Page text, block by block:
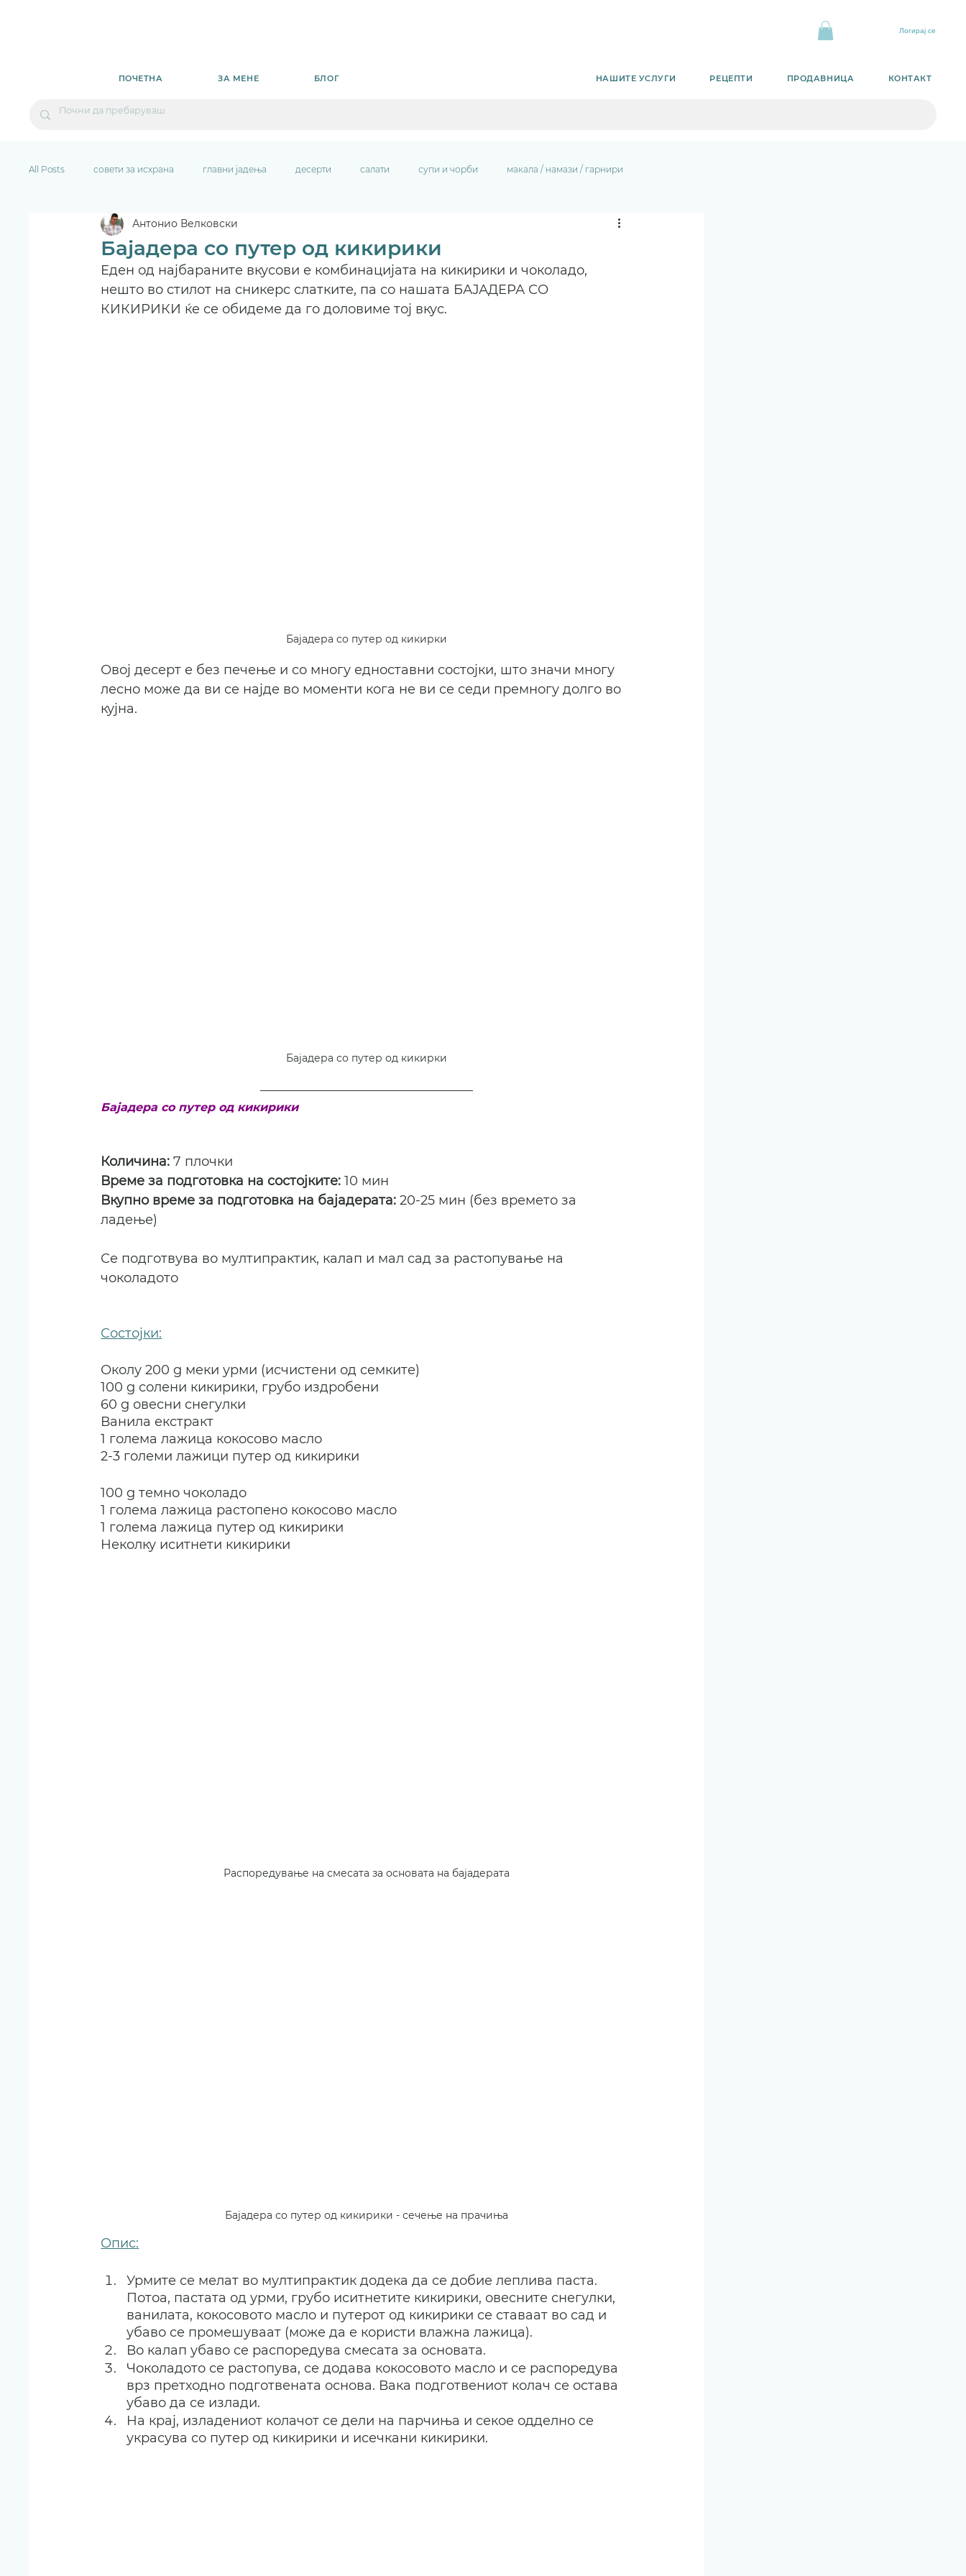
ПОЧЕТНА ЗА МЕНЕ БЛОГ
Логирај се
НАШИТЕ УСЛУГИ РЕЦЕПТИ ПРОДАВНИЦА КОНТАКТ
All Posts совети за исхрана главни јадења десерти салати супи и чорби макала / намази / гарнири
Бајадера со путер од кикирики
Антонио Велковски
Еден од најбараните вкусови е комбинацијата на кикирики и чоколадо,
нешто во стилот на сникерс слатките, па со нашата БАЈАДЕРА СО
КИКИРИКИ ќе се обидеме да го доловиме тој вкус.
Бајадера со путер од кикирки
Овој десерт е без печење и со многу едноставни состојки, што значи многу
лесно може да ви се најде во моменти кога не ви се седи премногу долго во
кујна.
Бајадера со путер од кикирки
Бајадера со путер од кикирики
Количина: 7 плочки
Време за подготовка на состојките: 10 мин
Вкупно време за подготовка на бајадерата: 20-25 мин (без времето за
ладење)
Се подготвува во мултипрактик, калап и мал сад за растопување на
чоколадото
Состојки:
Околу 200 g меки урми (исчистени од семките)
100 g солени кикирики, грубо издробени
60 g овесни снегулки
Ванила екстракт
1 голема лажица кокосово масло
2-3 големи лажици путер од кикирики
100 g темно чоколадо
1 голема лажица растопено кокосово масло
1 голема лажица путер од кикирики
Неколку иситнети кикирики
Распоредување на смесата за основата на бајадерата
Бајадера со путер од кикирики - сечење на прачиња
Опис:
Урмите се мелат во мултипрактик додека да се добие леплива паста.
Потоа, пастата од урми, грубо иситнетите кикирики, овесните снегулки,
ванилата, кокосовото масло и путерот од кикирики се ставаат во сад и
убаво се промешуваат (може да е користи влажна лажица).
Во калап убаво се распоредува смесата за основата.
Чоколадото се растопува, се додава кокосовото масло и се распоредува
врз претходно подготвената основа. Вака подготвениот колач се остава
убаво да се излади.
На крај, изладениот колачот се дели на парчиња и секое одделно се
украсува со путер од кикирики и исечкани кикирики.